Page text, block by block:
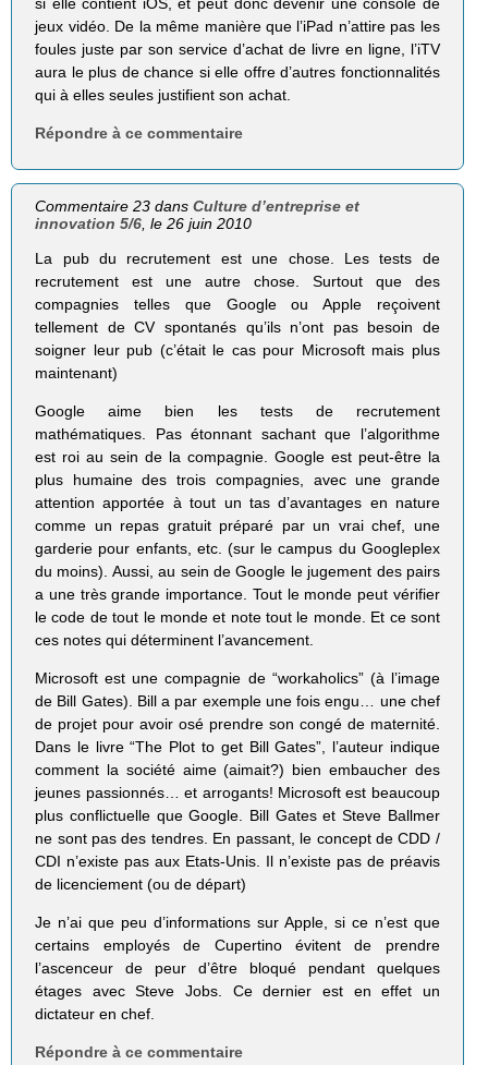
jeux vidéo. De la même manière que l’iPad n’attire pas les
foules juste par son service d’achat de livre en ligne, l’iTV
aura le plus de chance si elle offre d’autres fonctionnalités
qui à elles seules justifient son achat.
Répondre à ce commentaire
Commentaire 23 dansCulture d’entreprise et
innovation 5/6 , le 26 juin 2010
La pub du recrutement est une chose. Les tests de
recrutement est une autre chose. Surtout que des
compagnies telles que Google ou Apple reçoivent
tellement de CV spontanés qu’ils n’ont pas besoin de
soigner leur pub (c’était le cas pour Microsoft mais plus
maintenant)
Google aime bien les tests de recrutement
mathématiques. Pas étonnant sachant que l’algorithme
est roi au sein de la compagnie. Google est peut-être la
plus humaine des trois compagnies, avec une grande
attention apportée à tout un tas d’avantages en nature
comme un repas gratuit préparé par un vrai chef, une
garderie pour enfants, etc. (sur le campus du Googleplex
du moins). Aussi, au sein de Google le jugement des pairs
a une très grande importance. Tout le monde peut vérifier
le code de tout le monde et note tout le monde. Et ce sont
ces notes qui déterminent l’avancement.
Microsoft est une compagnie de “workaholics” (à l’image
de Bill Gates). Bill a par exemple une fois engu… une chef
de projet pour avoir osé prendre son congé de maternité.
Dans le livre “The Plot to get Bill Gates”, l’auteur indique
comment la société aime (aimait?) bien embaucher des
jeunes passionnés… et arrogants! Microsoft est beaucoup
plus conflictuelle que Google. Bill Gates et Steve Ballmer
ne sont pas des tendres. En passant, le concept de CDD /
CDI n’existe pas aux Etats-Unis. Il n’existe pas de préavis
de licenciement (ou de départ)
Je n’ai que peu d’informations sur Apple, si ce n’est que
certains employés de Cupertino évitent de prendre
l’ascenceur de peur d’être bloqué pendant quelques
étages avec Steve Jobs. Ce dernier est en effet un
dictateur en chef.
Répondre à ce commentaire